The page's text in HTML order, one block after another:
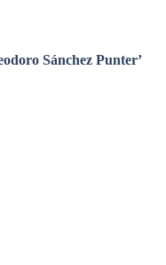
Sánchez Punter’